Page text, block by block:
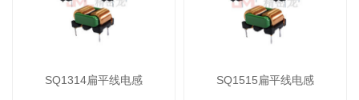
SQ1314扁平线电感 SQ1515扁平线电感